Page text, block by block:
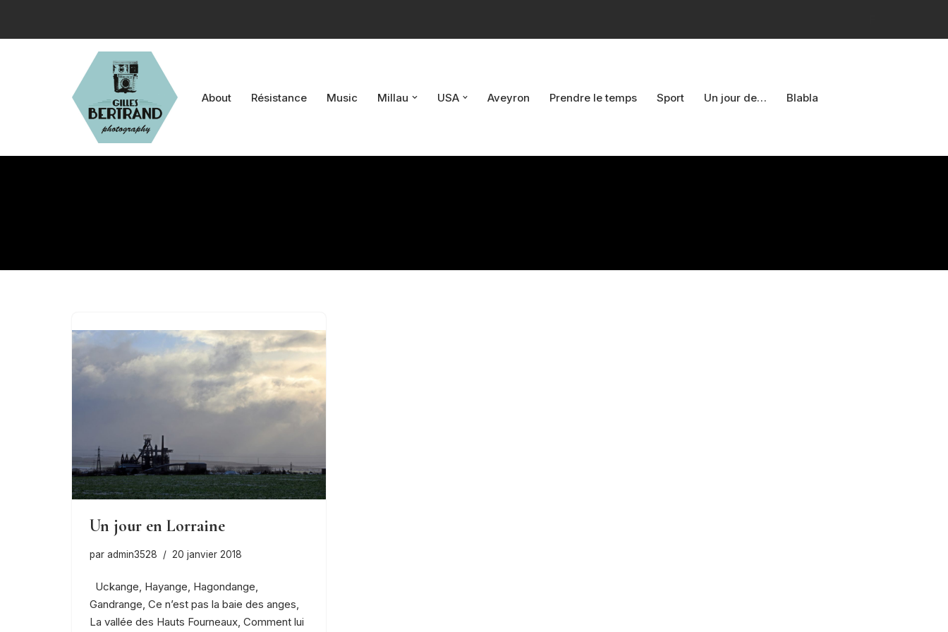
Aller
About Résistance Music Millau USA Aveyron Prendre le temps Sport Un jour de… Blabla
Un jour en Lorraine
par admin3528 20 janvier 2018
Uckange, Hayange, Hagondange,
Gandrange, Ce n’est pas la baie des anges,
La vallée des Hauts Fourneaux, Comment lui